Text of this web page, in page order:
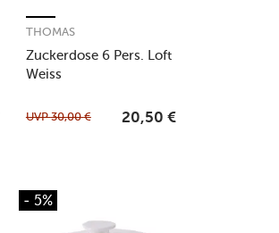
Zuckerdose 6 Pers. Loft
Weiss
THOMAS
UVP30,00 € 20,50 €
- 5%